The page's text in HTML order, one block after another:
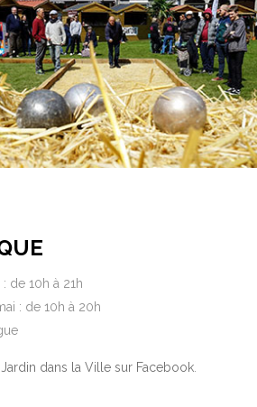
de 10h à 21h
: de 10h à 20h
Jardin dans la Ville sur Facebook.